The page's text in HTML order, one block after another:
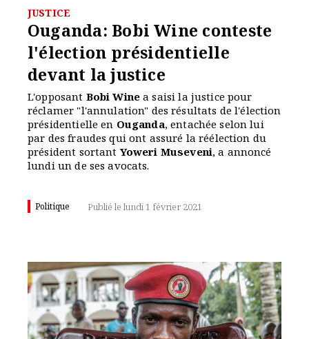
JUSTICE
Ouganda: Bobi Wine conteste
l'élection présidentielle
devant la justice
L'opposant Bobi Wine a saisi la justice pour
réclamer "l'annulation" des résultats de l'élection
présidentielle en Ouganda, entachée selon lui
par des fraudes qui ont assuré la réélection du
président sortant Yoweri Museveni, a annoncé
lundi un de ses avocats.
Politique Publié le lundi 1 février 2021